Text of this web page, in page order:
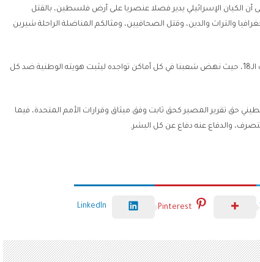
الإسرائيلي يدير فصلا عنصريا على أرض فلسطين، بالقتل
والتراث والدين، وقتل الصحافيين، ومثالكم المناضلة الراحلة شيرين
واستذكر ذكرى استشهاد الراحل الكبير الرئيس ياسر عرفات الـ18، حيث نهض شعبنا في كل أماكن تواجده ليثبت هويته الوطنية ضد كل
حق تقرير المصير كحق ثابت وفق ميثاق وقرارات الأمم المتحدة، فيما
والدفاع عنه دفاع عن كل البشر.
Pinterest
LinkedIn